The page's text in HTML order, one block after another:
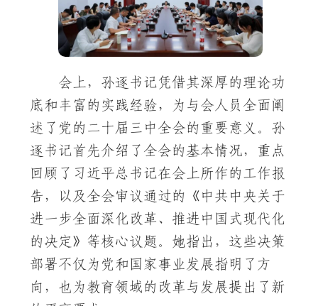
会上，孙逐书记凭借其深厚的理论功
底和丰富的实践经验，为与会人员全面阐
述了党的二十届三中全会的重要意义。孙
逐书记首先介绍了全会的基本情况，重点
回顾了习近平总书记在会上所作的工作报
告，以及全会审议通过的《中共中央关于
进一步全面深化改革、推进中国式现代化
的决定》等核心议题。她指出，这些决策
部署不仅为党和国家事业发展指明了方
向，也为教育领域的改革与发展提出了新